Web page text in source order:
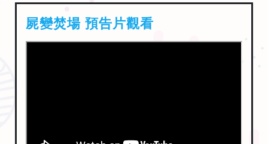
屍變焚場 預告片觀看